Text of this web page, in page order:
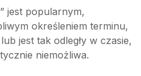
jest popularnym,
określeniem terminu,
lub jest tak odległy w czasie,
niemożliwa.